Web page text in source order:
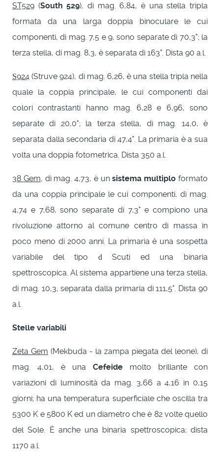
ST529 (South 529), di mag. 6,84, è una stella tripla
formata da una larga doppia binoculare le cui
componenti, di mag. 7,5 e 9, sono separate di 70,3"; la
terza stella, di mag. 8,3, è separata di 163". Dista 90 a.l.
S924 (Struve 924), di mag. 6,26, è una stella tripla nella
quale la coppia principale, le cui componenti dai
colori contrastanti hanno mag. 6,28 e 6,96, sono
separate di 20,0"; la terza stella, di mag. 14,0, è
separata dalla secondaria di 47,4". La primaria è a sua
volta una doppia fotometrica. Dista 350 a.l.
38 Gem, di mag. 4,73, è unsistema multiplo formato
da una coppia principale le cui componenti, di mag.
4,74 e 7,68, sono separate di 7,3" e compiono una
rivoluzione attorno al comune centro di massa in
poco meno di 2000 anni. La primaria è una sospetta
variabile del tipo dScuti ed una binaria
spettroscopica. Al sistema appartiene una terza stella,
di mag. 10,3, separata dalla primaria di 111,5". Dista 90
a.l.
Stelle variabili
Zeta Gem (Mekbuda - la zampa piegata del leone), di
mag. 4,01, è una Cefeide molto brillante con
variazioni di luminosità da mag. 3,66 a 4,16 in 0,15
giorni; ha una temperatura superficiale che oscilla tra
5300 K e 5800 K ed un diametro che è 82 volte quello
del Sole. È anche una binaria spettroscopica; dista
1170 a.l.